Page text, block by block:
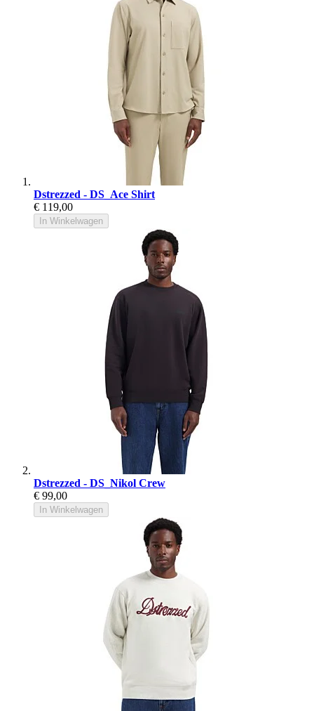
Dstrezzed - DS_Ace Shirt
€ 119,00
In Winkelwagen
Dstrezzed - DS_Nikol Crew
€ 99,00
In Winkelwagen